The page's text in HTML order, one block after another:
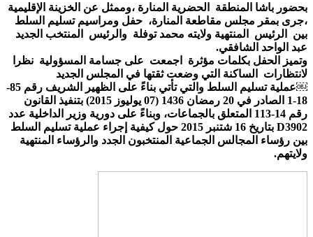
بحضور باشا المنطقة الحضرية المنارة ،وممثل عن الخزينة الإقليمية
،جرى بمقر مجلس مقاطعة المنارة، حفل ومراسيم تسليم السلط
بين الرئيس المنتهية ولايته محمد توفلة والرئيس المنتخب الجديد
عبد الواحد الشافقي.
وتميز الحفل بكلمات مؤثرة اجمعت على جسامة المسؤولية نظرا
لانتظارات الساكنة التي وضعت ثقتها في المجلس الجديد
￼عملية تسليم السلط والتي تأتي بناءً على الظهير الشريف رقم 85-
18-1 الصادر في 20 رمضان 1436 (07 يوليوز 2015) بتنفيذ القانون
رقم 14-113 المتعلق بالجماعات، وبناءً على دورية وزير الداخلية عدد
D3902 بتاريخ 16 شتنبر 2015 حول كيفية إجراء عملية تسليم السلط
بين رؤساء المجالس الجماعية المنتخبون الجدد والرؤساء المنتهية
ولايتهم.